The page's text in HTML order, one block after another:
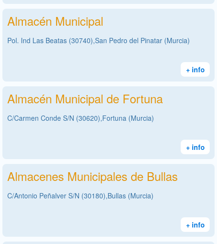
Almacén Municipal
Pol. Ind Las Beatas (30740),San Pedro del Pinatar (Murcia)
+ info
Almacén Municipal de Fortuna
C/Carmen Conde S/N (30620),Fortuna (Murcia)
+ info
Almacenes Municipales de Bullas
C/Antonio Peñalver S/N (30180),Bullas (Murcia)
+ info